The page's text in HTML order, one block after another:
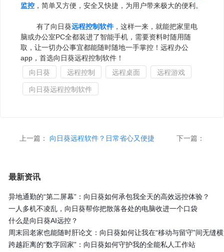
监控 ，简单又方便，安全又快捷，为用户带来极大的便利。
有了向日葵远程控制软件，这样一来，就能把家里电
脑或办公室PC全都装进了智能手机，需要资料时随用随
取，让一切办公事宜都能随时随地一手掌控！远程办公
app，首选向日葵远程控制软件！
向日葵
远程控制 远程桌面 远程游戏
向日葵远程控制软件
上一篇： 向日葵远程软件？日常省心又便捷 下一篇：
最新资讯
异地通勤的“第二屏幕”：向日葵如何承包我全天的高效远控体验？
一人多机不凌乱，向日葵帮你把散落各处的电脑收进一个口袋
什么是向日葵AI远控？
周末回老家也能随时肝论文：向日葵如何让我在“移动与留守”间无缝
跨越距离的“数字回家”：向日葵如何守护我的全能私人工作站